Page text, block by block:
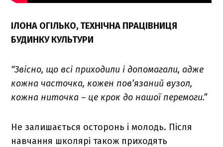
ІЛОНА ОГІЛЬКО, ТЕХНІЧНА ПРАЦІВНИЦЯ
БУДИНКУ КУЛЬТУРИ
“Звісно, що всі приходили і допомагали, адже
кожна часточка, кожен пов’язаний вузол,
кожна ниточка – це крок до нашої перемоги.”
Не залишається осторонь і молодь. Після
навчання школярі також приходять